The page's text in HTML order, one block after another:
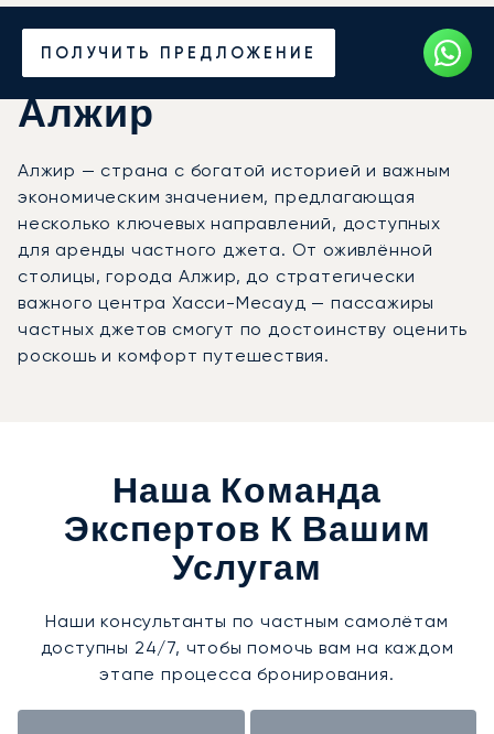
ПОЛУЧИТЬ ПРЕДЛОЖЕНИЕ
Закажите аренду
частного джета в
Алжир
Алжир — страна с богатой историей и важным
экономическим значением, предлагающая
несколько ключевых направлений, доступных
для аренды частного джета. От оживлённой
столицы, города Алжир, до стратегически
важного центра Хасси-Месауд — пассажиры
частных джетов смогут по достоинству оценить
роскошь и комфорт путешествия.
Наша Команда
Экспертов К Вашим
Услугам
Наши консультанты по частным самолётам
доступны 24/7, чтобы помочь вам на каждом
этапе процесса бронирования.